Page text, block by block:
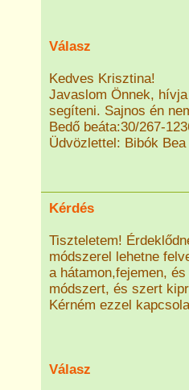
Válasz
Kedves Krisztina!
Javaslom Önnek,
segíteni. Sajnos én
Bedő beáta:30/267-
Üdvözlettel: Bibók Bea
Kérdés
Tiszteletem!
módszerel lehetne
a hátamon,fejemen,
módszert, és szert
Kérném ezzel
Válasz